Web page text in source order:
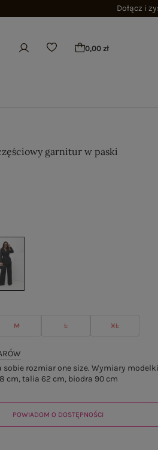
Dołącz i
0,00 zł
garnitur w paski
M L XL
sobie rozmiar one size. Wymiary
cm, talia 62 cm, biodra 90 cm
POWIADOM O DOSTĘPNOŚCI